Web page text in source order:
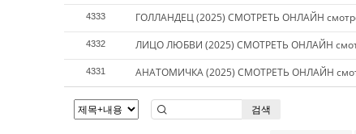
4333 ГОЛЛАНДЕЦ (2025) СМОТРЕТЬ ОНЛАЙН
4332 ЛИЦО ЛЮБВИ (2025) СМОТРЕТЬ ОНЛАЙН
4331 АНАТОМИЧКА (2025) СМОТРЕТЬ ОНЛАЙН
검색